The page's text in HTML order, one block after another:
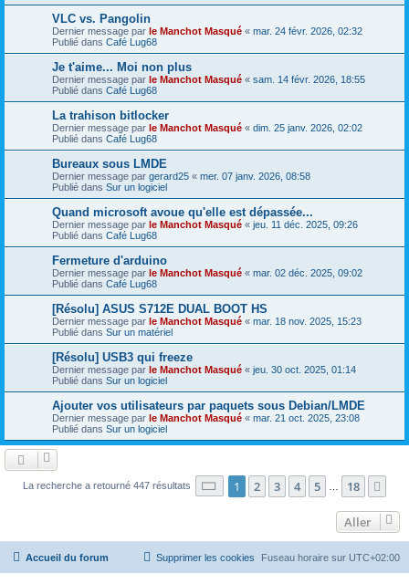
VLC vs. Pangolin
Dernier message par le Manchot Masqué « mar. 24 févr. 2026, 02:32
Publié dans Café Lug68
Je t'aime... Moi non plus
Dernier message par le Manchot Masqué « sam. 14 févr. 2026, 18:55
Publié dans Café Lug68
La trahison bitlocker
Dernier message par le Manchot Masqué « dim. 25 janv. 2026, 02:02
Publié dans Café Lug68
Bureaux sous LMDE
Dernier message par gerard25 « mer. 07 janv. 2026, 08:58
Publié dans Sur un logiciel
Quand microsoft avoue qu'elle est dépassée...
Dernier message par le Manchot Masqué « jeu. 11 déc. 2025, 09:26
Publié dans Café Lug68
Fermeture d'arduino
Dernier message par le Manchot Masqué « mar. 02 déc. 2025, 09:02
Publié dans Café Lug68
[Résolu] ASUS S712E DUAL BOOT HS
Dernier message par le Manchot Masqué « mar. 18 nov. 2025, 15:23
Publié dans Sur un matériel
[Résolu] USB3 qui freeze
Dernier message par le Manchot Masqué « jeu. 30 oct. 2025, 01:14
Publié dans Sur un logiciel
Ajouter vos utilisateurs par paquets sous Debian/LMDE
Dernier message par le Manchot Masqué « mar. 21 oct. 2025, 23:08
Publié dans Sur un logiciel
La recherche a retourné 447 résultats Page 1sur18
1 2 3 4 5 18
Aller
Accueil du forum Fuseau horaire sur UTC+02:00
Supprimer les cookies